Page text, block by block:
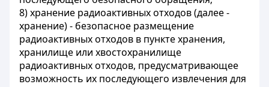
8) хранение радиоактивных отходов (далее -
хранение) - безопасное размещение
радиоактивных отходов в пункте хранения,
хранилище или хвостохранилище
радиоактивных отходов, предусматривающее
возможность их последующего извлечения для